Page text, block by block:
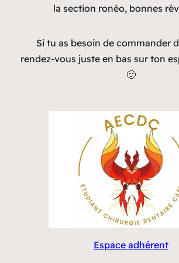
la section ronéo, bonnes
Si tu as besoin de commander
rendez-vous juste en bas sur ton
🙂
Espace adhérent